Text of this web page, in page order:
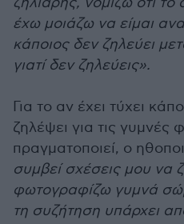
έχω μοιάζω να είμαι
κάποιος δεν ζηλεύει
γιατί δεν ζηλεύεις».
Για το αν έχει τύχει
ζηλέψει για τις γυμνές
πραγματοποιεί, ο
συμβεί σχέσεις μου να
φωτογραφίζω γυμνά
τη συζήτηση υπάρχει